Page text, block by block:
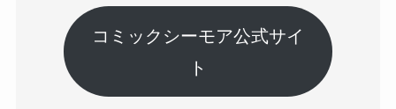
コミックシーモア公式サイ
ト